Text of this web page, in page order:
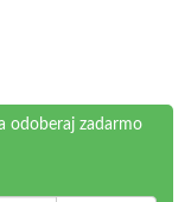
odoberaj zadarmo